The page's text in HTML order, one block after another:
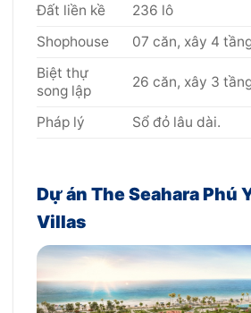
Đất liền kề
236 lô
Shophouse
07 căn, xây 4
Biệt thự
song lập
26 căn, xây 3
Pháp lý Sổ đỏ lâu dài.
Dự án The Seahara Phú
Villas